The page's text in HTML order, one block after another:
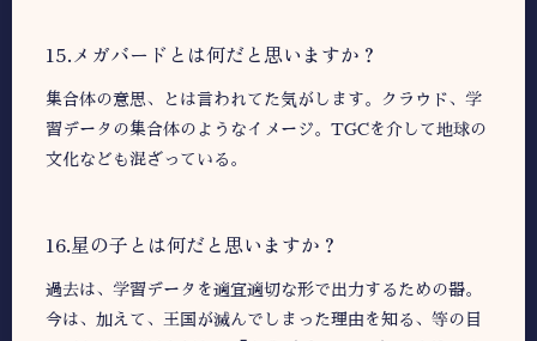
15.メガバードとは何だと思いますか？
集合体の意思、とは言われてた気がします。クラウド、学
習データの集合体のようなイメージ。TGCを介して地球の
文化なども混ざっている。
16.星の子とは何だと思いますか？
過去は、学習データを適宜適切な形で出力するための器。
今は、加えて、王国が滅んでしまった理由を知る、等の目